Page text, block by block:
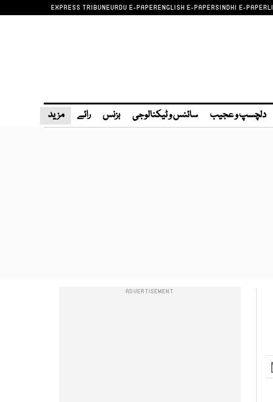
EXPRESS TRIBUNEURDU E-PAPERENGLISH E-PAPERSINDHI E-PAPER
دلچسپ و عجیب سائنس و ٹیکنالوجی بزنس رائے مزید